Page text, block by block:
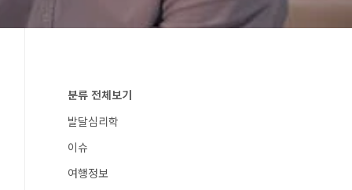
분류 전체보기
발달심리학
이슈
여행정보